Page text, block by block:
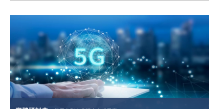
從 NTN、低軌道衛星與天線設計重要關隘…等議題。​